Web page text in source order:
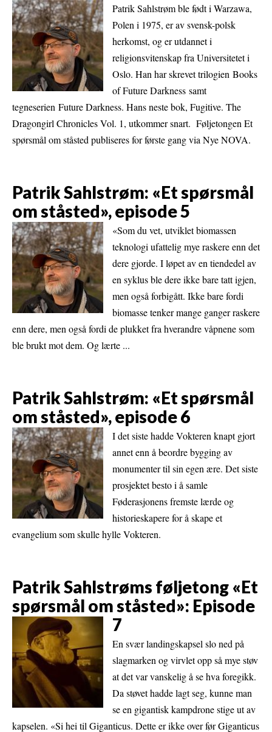
Patrik Sahlstrøm ble født i Warzawa,
Polen i 1975, er av svensk-polsk
herkomst, og er utdannet i
religionsvitenskap fra Universitetet i
Oslo. Han har skrevet trilogien Books
of Future Darkness samt
tegneserien Future Darkness. Hans neste bok, Fugitive. The
Dragongirl Chronicles Vol. 1, utkommer snart. Føljetongen Et
spørsmål om ståsted publiseres for første gang via Nye NOVA.
Patrik Sahlstrøm: «Et spørsmål
om ståsted», episode 5
«Som du vet, utviklet biomassen
teknologi ufattelig mye raskere enn det
dere gjorde. I løpet av en tiendedel av
en syklus ble dere ikke bare tatt igjen,
men også forbigått. Ikke bare fordi
biomasse tenker mange ganger raskere
enn dere, men også fordi de plukket fra hverandre våpnene som
ble brukt mot dem. Og lærte ...
Patrik Sahlstrøm: «Et spørsmål
om ståsted», episode 6
I det siste hadde Vokteren knapt gjort
annet enn å beordre bygging av
monumenter til sin egen ære. Det siste
prosjektet besto i å samle
Føderasjonens fremste lærde og
historieskapere for å skape et
evangelium som skulle hylle Vokteren.
Patrik Sahlstrøms føljetong «Et
spørsmål om ståsted»: Episode
7
En svær landingskapsel slo ned på
slagmarken og virvlet opp så mye støv
at det var vanskelig å se hva foregikk.
Da støvet hadde lagt seg, kunne man
se en gigantisk kampdrone stige ut av
kapselen. «Si hei til Giganticus. Dette er ikke over før Giganticus